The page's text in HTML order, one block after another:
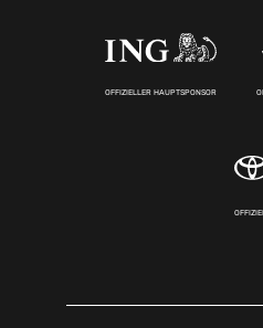
OFFIZIELLER HAUPTSPONSOR